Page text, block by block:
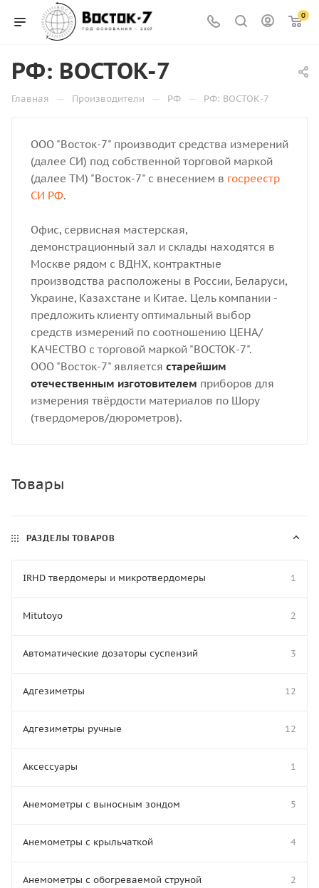
0
РФ: ВОСТОК-7
Главная — Производители — РФ — РФ: ВОСТОК-7
ООО "Восток-7" производит средства измерений
(далее СИ) под собственной торговой маркой
(далее ТМ) "Восток-7" с внесением в госреестр
СИ РФ.
Офис, сервисная мастерская,
демонстрационный зал и склады находятся в
Москве рядом с ВДНХ, контрактные
производства расположены в России, Беларуси,
Украине, Казахстане и Китае. Цель компании -
предложить клиенту оптимальный выбор
средств измерений по соотношению ЦЕНА/
КАЧЕСТВО с торговой маркой "ВОСТОК-7".
ООО "Восток-7" является старейшим
отечественным изготовителем приборов для
измерения твёрдости материалов по Шору
(твердомеров/дюрометров).
Товары
РАЗДЕЛЫ ТОВАРОВ
IRHD твердомеры и микротвердомеры 1
Mitutoyo 2
Автоматические дозаторы суспензий 3
Адгезиметры 12
Адгезиметры ручные 12
Аксессуары 1
Анемометры с выносным зондом 5
Анемометры с крыльчаткой 4
Анемометры с обогреваемой струной 2